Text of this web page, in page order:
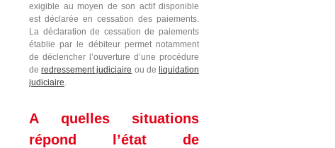
exigible au moyen de son actif disponible
est déclarée en cessation des paiements.
La déclaration de cessation de paiements
établie par le débiteur permet notamment
de déclencher l’ouverture d’une procédure
deredressement judiciaire ou de liquidation
judiciaire.
A quelles situations
répond l’état de